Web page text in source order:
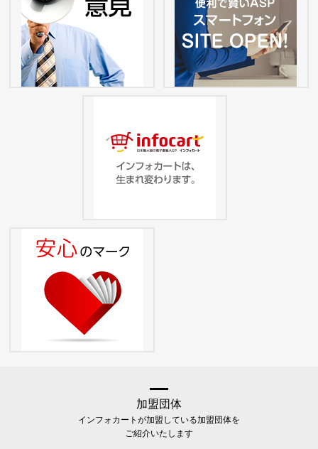
加盟団体
インフォカートが加盟している加盟団体を
ご紹介いたします